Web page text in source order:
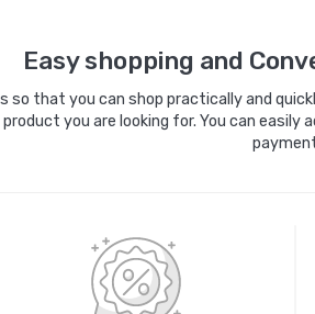
Easy shopping and
so that you can shop practically and
you are looking for. You can